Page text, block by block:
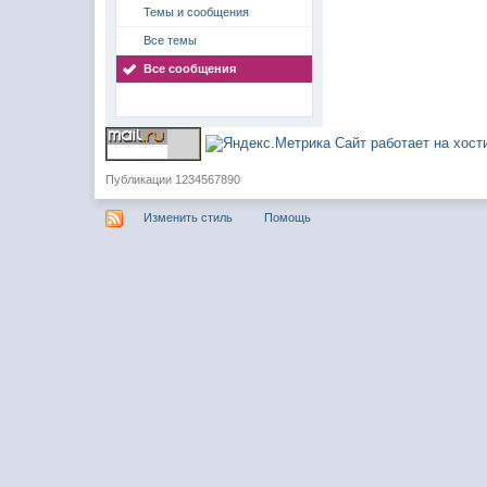
Темы и сообщения
Все темы
Все сообщения
Сайт работает на
Публикации 1234567890
Изменить стиль Помощь